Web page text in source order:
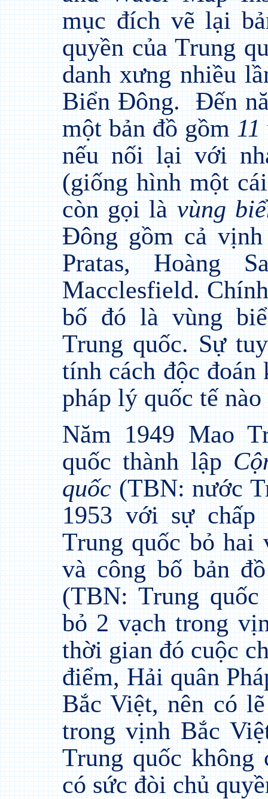
mục đích vẽ lại
quyền của Trung
danh xưng nhiều
Biển Đông. Đến
một bản đồ gồm11
nếu nối lại với
(giống hình một
còn gọi làvùng
Đông gồm cả
Pratas, Hoàng
Macclesfield.
bố đó là vùng
Trung quốc. Sự
tính cách độc đoán
pháp lý quốc tế nào
Năm 1949 Mao
quốc thành lập
quốc(TBN: nước
1953 với sự
Trung quốc bỏ hai
và công bố bản
(TBN: Trung
bỏ 2 vạch trong
thời gian đó cuộc
điểm, Hải quân
Bắc Việt, nên có
trong vịnh Bắc
Trung quốc không
có sức đòi chủ